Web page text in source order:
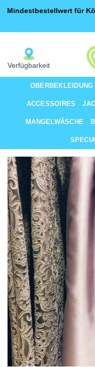
Mindestbestellwert für
springen
Verfügbarkeit
OBERBEKLEIDUNG
ACCESSOIRES
MANGELWÄSCHE